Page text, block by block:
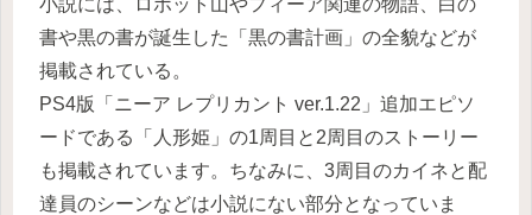
書や黒の書が誕生した「黒の書計画」の全貌などが
掲載されている。
PS4版「ニーア レプリカント ver.1.22」追加エピソ
ードである「人形姫」の1周目と2周目のストーリー
も掲載されています。ちなみに、3周目のカイネと配
達員のシーンなどは小説にない部分となっていま